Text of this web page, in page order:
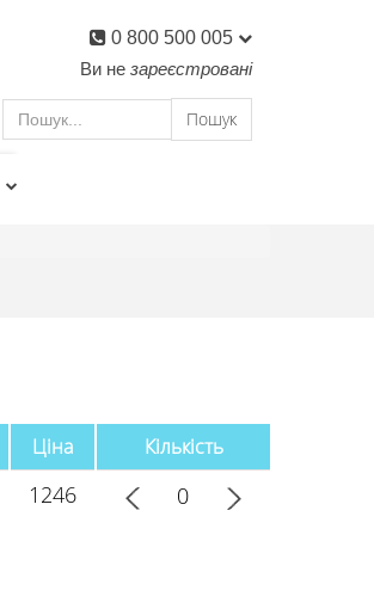
Пошук
Ви не зареєстровані
0 800 500 005
Ціна
Кількість
1246